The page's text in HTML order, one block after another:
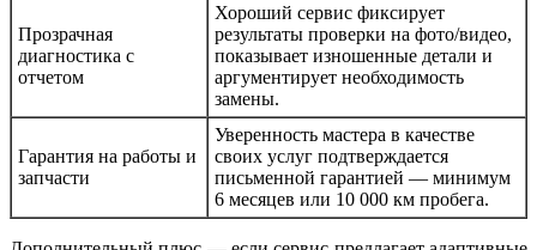
Прозрачная
диагностика с
отчетом
Хороший сервис фиксирует
результаты проверки на фото/видео,
показывает изношенные детали и
аргументирует необходимость
замены.
Гарантия на работы и
запчасти
Уверенность мастера в качестве
своих услуг подтверждается
письменной гарантией — минимум
6 месяцев или 10 000 км пробега.